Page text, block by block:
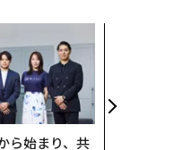
ら始まり、共